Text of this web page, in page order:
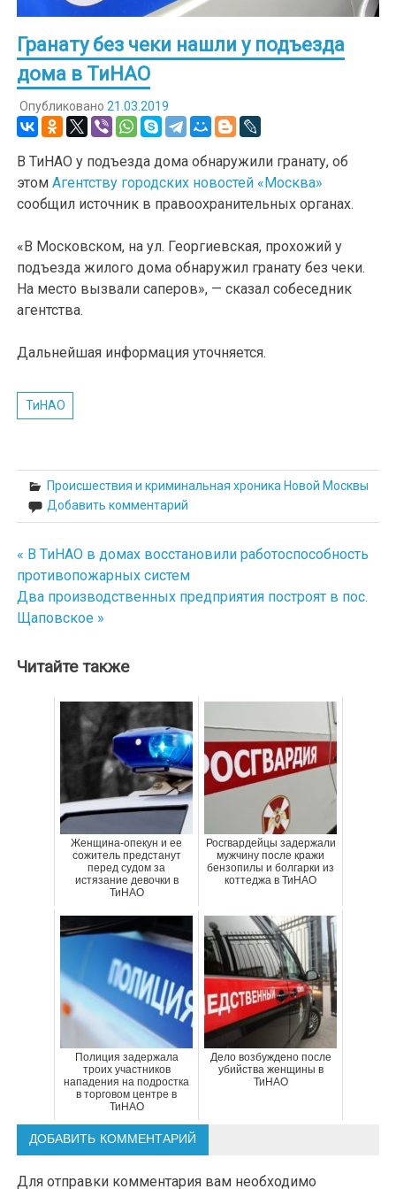
Гранату без чеки нашли у подъезда
дома в ТиНАО
Опубликовано 21.03.2019
В ТиНАО у подъезда дома обнаружили гранату, об
этомАгентству городских новостей «Москва»
сообщил источник в правоохранительных органах.
«В Московском, на ул. Георгиевская, прохожий у
подъезда жилого дома обнаружил гранату без чеки.
На место вызвали саперов», — сказал собеседник
агентства.
Дальнейшая информация уточняется.
ТиНАО
Происшествия и криминальная хроника Новой Москвы
Добавить комментарий
Навигация
по
записям
« В ТиНАО в домах восстановили работоспособность
противопожарных систем
Два производственных предприятия построят в пос.
Щаповское »
Читайте также
Женщина-опекун и ее
сожитель предстанут
перед судом за
истязание девочки в
ТиНАО
Росгвардейцы задержали
мужчину после кражи
бензопилы и болгарки из
коттеджа в ТиНАО
Полиция задержала
троих участников
нападения на подростка
в торговом центре в
ТиНАО
Дело возбуждено после
убийства женщины в
ТиНАО
ДОБАВИТЬ КОММЕНТАРИЙ
Для отправки комментария вам необходимо